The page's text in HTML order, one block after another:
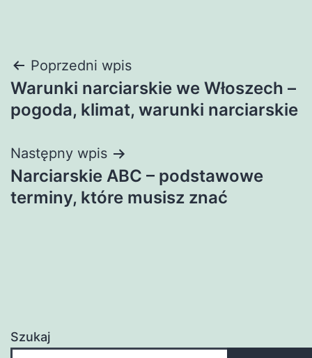
Nawigacja
wpisu
Poprzedni wpis
Warunki narciarskie we Włoszech –
pogoda, klimat, warunki narciarskie
Następny wpis
Narciarskie ABC – podstawowe
terminy, które musisz znać
Szukaj